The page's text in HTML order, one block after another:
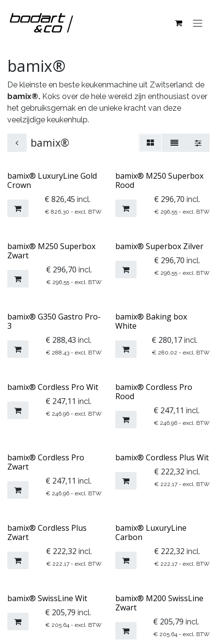
bamix®
De kleinste en beste keukenmachine uit Zwitserland: de
bamix®. Koks over de hele wereld zijn enthousiast over
het gebruiksgemak en de unieke kracht van deze
veelzijdige keukenhulp.
bamix®
bamix® LuxuryLine Gold
Crown
€ 826,45 incl.
€ 826,30 - excl. BTW
​​​bamix® M250 Superbox
Rood
€ 296,70 incl.
€ 296,55- excl. BTW
​​​bamix® M250 Superbox
Zwart
€ 296,70 incl.
€ 296,55- excl. BTW
​​bamix® Superbox Zilver
€ 296,70 incl.
€ 296,55- excl. BTW
bamix® G350 Gastro Pro-
3
€ 288,43 incl.
€ 288,43- excl. BTW
bamix® Baking box
White
€ 280,17 incl.
€ 280,02 - excl. BTW
​​​bamix® Cordless Pro Wit
€ 247,11 incl.
€ 246,96- excl. BTW
​​​bamix® Cordless Pro
Rood
€ 247,11 incl.
€ 246,96- excl. BTW
​​​bamix® Cordless Pro
Zwart
€ 247,11 incl.
€ 246,96- excl. BTW
​​​bamix® Cordless Plus Wit
€ 222,32 incl.
€ 222,17- excl. BTW
​​​bamix® Cordless Plus
Zwart
€ 222,32 incl.
€ 222,17- excl. BTW
bamix® LuxuryLine ​
Carbon
€ 222,32 incl.
€ 222,17- excl. BTW
bamix® SwissLine Wit
€ 205,79 incl.
€ 205,64 - excl. BTW
​bamix® M200 SwissLine
Zwart
€ 205,79 incl.
€ 205,64 - excl. BTW